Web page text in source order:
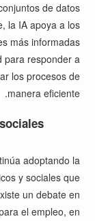
de datos
la IA apoya a los
más informadas
para responder a
los procesos de
manera eficiente.
adoptando la
y sociales que
un debate en
el empleo, en